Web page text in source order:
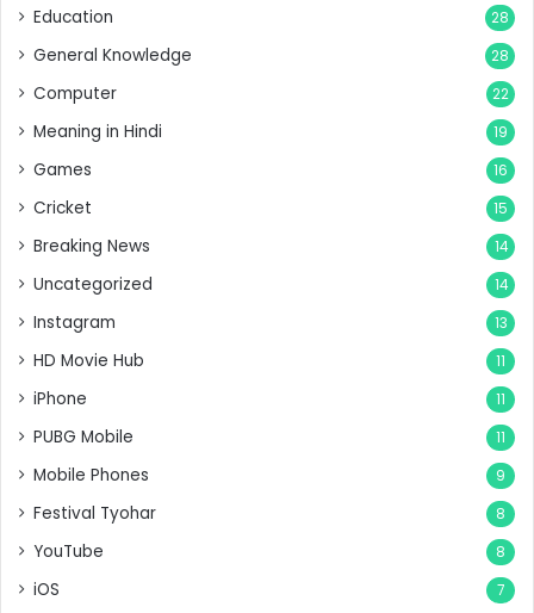
Education 28
General Knowledge 28
Computer 22
Meaning in Hindi 19
Games 16
Cricket 15
Breaking News 14
Uncategorized 14
Instagram 13
HD Movie Hub 11
iPhone 11
PUBG Mobile 11
Mobile Phones 9
Festival Tyohar 8
YouTube 8
iOS 7